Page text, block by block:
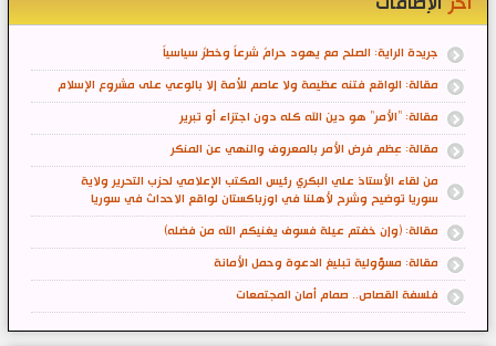
جريدة الراية: الصلح مع يهود حرامٌ شرعاً وخطرٌ سياسياً
مقالة: الواقع فتنه عظيمة ولا عاصم للأمة إلا بالوعي على مشروع الإسلام
مقالة: "الأمر" هو دين الله كله دون اجتزاء أو تبرير
مقالة: عِظم فرض الأمر بالمعروف والنهي عن المنكر
من لقاء الأستاذ علي البكري رئيس المكتب الإعلامي لحزب التحرير ولاية
سوريا توضيح وشرح لأهلنا في اوزباكستان لواقع الاحداث في سوريا
مقالة: (وإن خفتم عيلة فسوف يغنيكم الله من فضله)
مقالة: مسؤولية تبليغ الدعوة وحمل الأمانة
فلسفة القصاص.. صمام أمان المجتمعات